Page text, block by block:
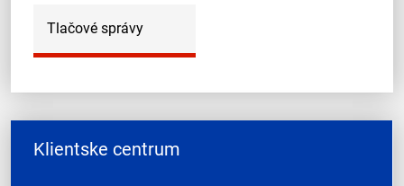
Tlačové správy
Klientske centrum